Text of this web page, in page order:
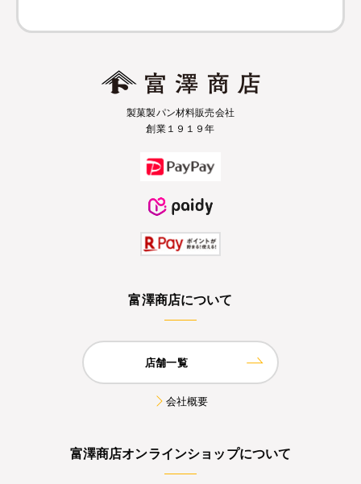
製菓製パン材料販売会社
創業１９１９年
富澤商店について
店舗一覧
会社概要
富澤商店オンラインショップについて